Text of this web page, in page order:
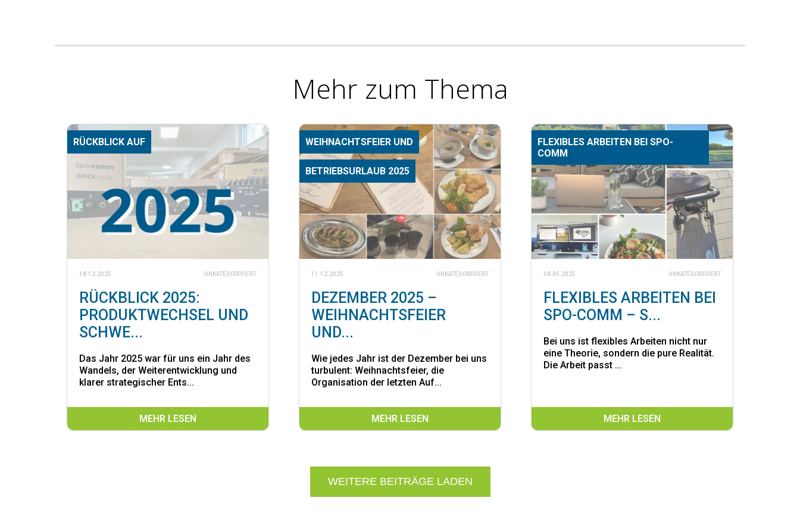
Mehr zum Thema
RÜCKBLICK AUF
18.12.2025 UNKATEGORISIERT
RÜCKBLICK 2025:
PRODUKTWECHSEL UND
SCHWE...
Das Jahr 2025 war für uns ein Jahr des
Wandels, der Weiterentwicklung und
klarer strategischer Ents...
MEHR LESEN
WEIHNACHTSFEIER UND
BETRIEBSURLAUB 2025
11.12.2025 UNKATEGORISIERT
DEZEMBER 2025 –
WEIHNACHTSFEIER
UND...
Wie jedes Jahr ist der Dezember bei uns
turbulent: Weihnachtsfeier, die
Organisation der letzten Auf...
MEHR LESEN
FLEXIBLES ARBEITEN BEI SPO-
COMM
08.05.2025 UNKATEGORISIERT
FLEXIBLES ARBEITEN BEI
SPO-COMM – S...
Bei uns ist flexibles Arbeiten nicht nur
eine Theorie, sondern die pure Realität.
Die Arbeit passt ...
MEHR LESEN
WEITERE BEITRÄGE LADEN